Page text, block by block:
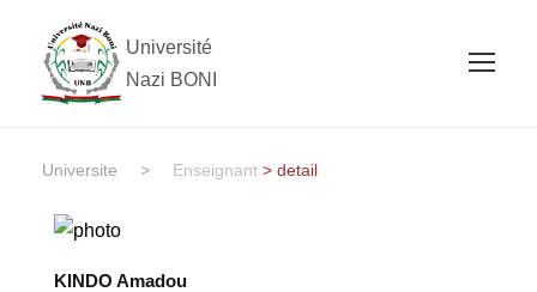
Université
Nazi BONI
Universite > Enseignant > detail
KINDO Amadou